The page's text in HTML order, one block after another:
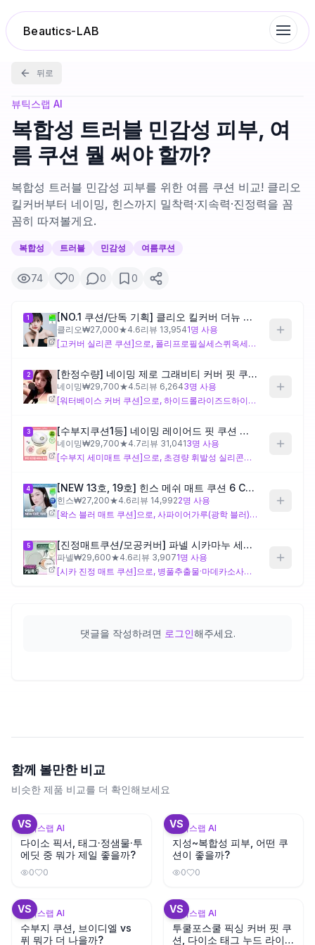
Beautics-LAB
랭킹
성분분석
나의 스킨케어
대화 이력
제품비교
Login
뒤로
뷰틱스랩 AI
복합성 트러블 민감성 피부, 여
름 쿠션 뭘 써야 할까?
복합성 트러블 민감성 피부를 위한 여름 쿠션 비교! 클리오
킬커버부터 네이밍, 힌스까지 밀착력·지속력·진정력을 꼼
꼼히 따져볼게요.
복합성 트러블 민감성 여름쿠션
74 0 0 0
1 [NO.1 쿠션/단독 기획] 클리오 킬커버 더뉴 파운웨어 쿠션
클리오₩27,000★4.6리뷰 13,9541명 사용
[고커버 실리콘 쿠션]으로, 폴리프로필실세스퀴옥세인과 하이드록시프로필트라이모늄하이알루로네이트가 이 제품에만 있는 차별 성분으로, 피막 강화와 밀착 보습 설계를 의도한 구성입니다. 현재 사용 중이신 클리오 킬커버 파운웨어쿠션의 업그레이드 라인으로, 화장 독이나 트러블 반응 없이 쓰셨다면 성분 친화도 기준으로 가장 먼저 참고할 수 있습니다. 다만 실리콘 베이스 중심의 배합으로 여름철 복합성 피부의 유분이 많은 부위에서는 무거운 느낌이 나타날 수 있어 주의가 필요합니다.
2 [한정수량] 네이밍 제로 그래비티 커버 핏 쿠션 기획(본품+리필)
네이밍₩29,700★4.5리뷰 6,2643명 사용
[워터베이스 커버 쿠션]으로, 하이드롤라이즈드하이알루로닉애씨드·알지닌·카보머 등이 이 제품에만 있는 차별 성분으로, 수분감 있는 겔 텍스처와 광택 마감 설계를 의도한 구성입니다. 복합성 피부에서 수분 베이스의 가벼운 발림감이 여름철에 유리할 수 있으나, 광택 마감 설계 특성상 T존 유분이 많은 편이라면 번들거림이 심화될 수 있어 유의하는 것이 좋습니다.
3 [수부지쿠션1등] 네이밍 레이어드 핏 쿠션 기획(본품+리필+치크밤미니)
네이밍₩29,700★4.7리뷰 31,0413명 사용
[수부지 세미매트 쿠션]으로, 초경량 휘발성 실리콘인 트라이실록세인과 피막 형성제 피브이피가 이 제품에만 있는 차별 성분으로, 가볍고 피부에 밀착되는 설계를 의도한 구성입니다. 복합성 피부의 여름철 유·수분 균형을 고려한 배합으로 보이나, 트러블·민감 특화 진정 성분은 없어 피부 자극 케어보다는 밀착 지속력 위주의 선택지임을 참고하시기 바랍니다.
4 [NEW 13호, 19호] 힌스 메쉬 매트 쿠션 6 Colors 한정 기획 (+리필+글리터밤)
힌스₩27,200★4.6리뷰 14,9922명 사용
[왁스 블러 매트 쿠션]으로, 사파이어가루(광학 블러), 덱스트린팔미테이트, 다수의 왁스류(카나우바왁스·칸데릴라왁스에스터·세레신 등), 아크릴레이트/스테아릴아크릴레이트/다이메티콘메타크릴레이트코폴리머 등이 이 제품에만 있는 차별 성분으로, 블러 효과와 매트 지속을 설계한 구성입니다. 다만 왁스 성분 비중이 크고 합성 색소(황색4호·청색1호 등)가 포함되어 있어, 트러블·민감성 피부에서는 모공 막힘이나 피부 자극 반응에 주의가 필요합니다.
5 [진정매트쿠션/모공커버] 파넬 시카마누 세럼 인 매트쿠션(본품+리필)
파넬₩29,600★4.6리뷰 3,9071명 사용
[시카 진정 매트 쿠션]으로, 병풀추출물·마데카소사이드·세라마이드엔피·피토스핑고신·마누카잎추출물 등이 이 제품에만 있는 차별 성분으로, 트러블 민감성 피부의 진정과 피부 장벽 케어를 함께 설계한 구성입니다. 복합성 트러블 민감성 피부의 성분 방향과 잘 맞는 편이나, 변성알코올이 포함되어 있어 알코올에 예민하신 분은 주의하시는 것이 좋습니다.
댓글을 작성하려면 로그인해주세요.
함께 볼만한 비교
비슷한 제품 비교를 더 확인해보세요
VS
뷰틱스랩 AI
다이소 픽서, 태그·정샘물·투
에딧 중 뭐가 제일 좋을까?
0 0
VS
뷰틱스랩 AI
지성~복합성 피부, 어떤 쿠
션이 좋을까?
0 0
VS
뷰틱스랩 AI
수부지 쿠션, 브이디엘 vs
퓌 뭐가 더 나을까?
VS
뷰틱스랩 AI
투쿨포스쿨 픽싱 커버 핏 쿠
션, 다이소 태그 누드 라이트